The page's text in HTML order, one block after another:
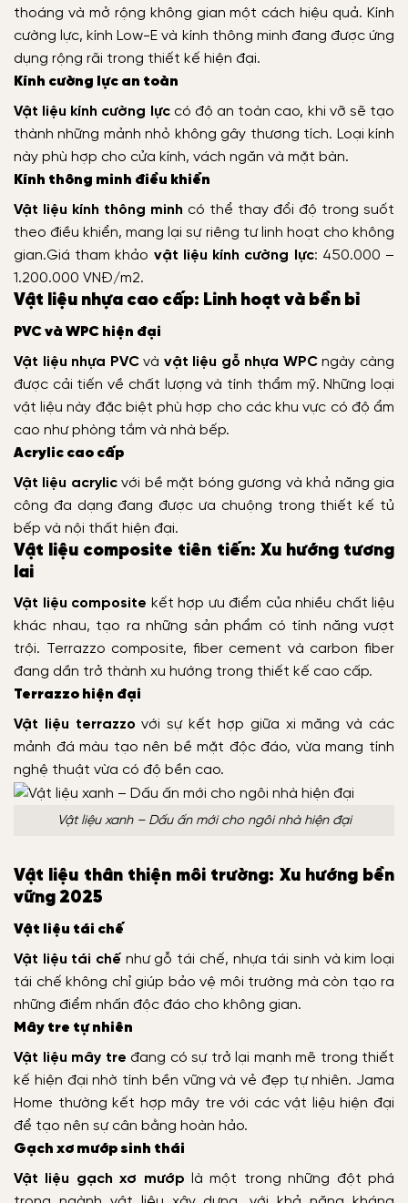
thoáng và mở rộng không gian một cách hiệu quả. Kính
cường lực, kính Low-E và kính thông minh đang được ứng
dụng rộng rãi trong thiết kế hiện đại.
Kính cường lực an toàn
Vật liệu kính cường lựccó độ an toàn cao, khi vỡ sẽ tạo
thành những mảnh nhỏ không gây thương tích. Loại kính
này phù hợp cho cửa kính, vách ngăn và mặt bàn.
Kính thông minh điều khiển
Vật liệu kính thông minh có thể thay đổi độ trong suốt
theo điều khiển, mang lại sự riêng tư linh hoạt cho không
gian.Giá tham khảo vật liệu kính cường lực: 450.000 –
1.200.000 VNĐ/m2.
Vật liệu nhựa cao cấp: Linh hoạt và bền bỉ
PVC và WPC hiện đại
Vật liệu nhựa PVCvà vật liệu gỗ nhựa WPCngày càng
được cải tiến về chất lượng và tính thẩm mỹ. Những loại
vật liệu này đặc biệt phù hợp cho các khu vực có độ ẩm
cao như phòng tắm và nhà bếp.
Acrylic cao cấp
Vật liệu acrylicvới bề mặt bóng gương và khả năng gia
công đa dạng đang được ưa chuộng trong thiết kế tủ
bếp và nội thất hiện đại.
Vật liệu composite tiên tiến: Xu hướng tương
lai
Vật liệu composite kết hợp ưu điểm của nhiều chất liệu
khác nhau, tạo ra những sản phẩm có tính năng vượt
trội. Terrazzo composite, fiber cement và carbon fiber
đang dần trở thành xu hướng trong thiết kế cao cấp.
Terrazzo hiện đại
Vật liệu terrazzo với sự kết hợp giữa xi măng và các
mảnh đá màu tạo nên bề mặt độc đáo, vừa mang tính
nghệ thuật vừa có độ bền cao.
Vật liệu xanh – Dấu ấn mới cho ngôi nhà hiện đại
Vật liệu thân thiện môi trường: Xu hướng bền
vững 2025
Vật liệu tái chế
Vật liệu tái chế như gỗ tái chế, nhựa tái sinh và kim loại
tái chế không chỉ giúp bảo vệ môi trường mà còn tạo ra
những điểm nhấn độc đáo cho không gian.
Mây tre tự nhiên
Vật liệu mây tre đang có sự trở lại mạnh mẽ trong thiết
kế hiện đại nhờ tính bền vững và vẻ đẹp tự nhiên. Jama
Home thường kết hợp mây tre với các vật liệu hiện đại
để tạo nên sự cân bằng hoàn hảo.
Gạch xơ mướp sinh thái
Vật liệu gạch xơ mướp là một trong những đột phá